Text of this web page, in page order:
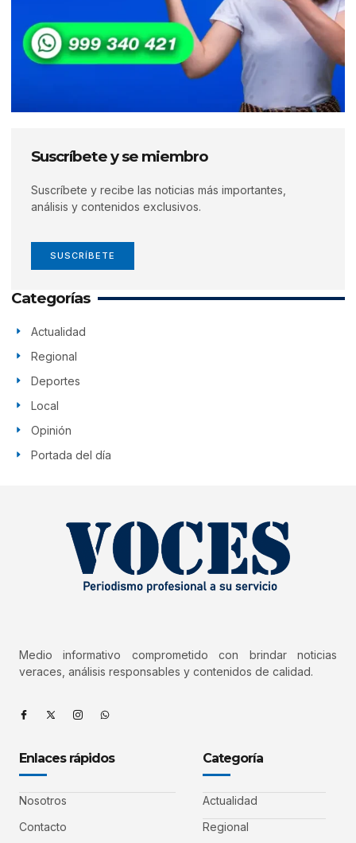
Suscríbete y se miembro
Suscríbete y recibe las noticias más importantes,
análisis y contenidos exclusivos.
SUSCRÍBETE
Categorías
Actualidad
Regional
Deportes
Local
Opinión
Portada del día
Medio informativo comprometido con brindar noticias
veraces, análisis responsables y contenidos de calidad.
Enlaces rápidos
Nosotros
Contacto
Categoría
Actualidad
Regional